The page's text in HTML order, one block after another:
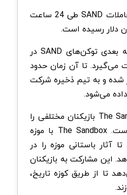
درحال حاضر حجم معاملات SAND طی 24 ساعت
برنامه باز کردن دسته بعدی توکن‌های SAND در
2024 صورت می‌گیرد. تا آن زمان حدود
شده و به تیم ذخیره شرکت
می‌شود.
در همین حال The Sandbox بازیکنان مختلفی را
کرده است. The Sandbox با موزه
آثار باستانی موزه را در
این مشارکت به بازیکنان
تا از طریق کوزه تاریخ،